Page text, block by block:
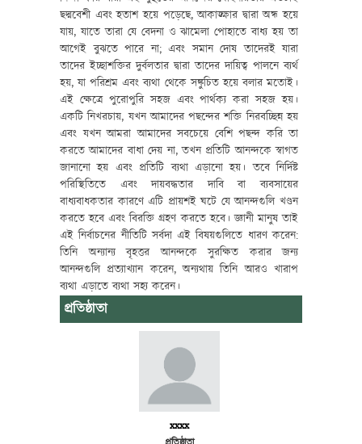
ছদ্মবেশী এবং হতাশ হয়ে পড়েছে, আকাঙ্ক্ষার দ্বারা অন্ধ হয়ে
যায়, যাতে তারা যে বেদনা ও ঝামেলা পোহাতে বাধ্য হয় তা
আগেই বুঝতে পারে না; এবং সমান দোষ তাদেরই যারা
তাদের ইচ্ছাশক্তির দুর্বলতার দ্বারা তাদের দায়িত্ব পালনে ব্যর্থ
হয়, যা পরিশ্রম এবং ব্যথা থেকে সঙ্কুচিত হয়ে বলার মতোই।
এই ক্ষেত্রে পুরোপুরি সহজ এবং পার্থক্য করা সহজ হয়।
একটি নিখরচায়, যখন আমাদের পছন্দের শক্তি নিরবচ্ছিন্ন হয়
এবং যখন আমরা আমাদের সবচেয়ে বেশি পছন্দ করি তা
করতে আমাদের বাধা দেয় না, তখন প্রতিটি আনন্দকে স্বাগত
জানানো হয় এবং প্রতিটি ব্যথা এড়ানো হয়। তবে নির্দিষ্ট
পরিস্থিতিতে এবং দায়বদ্ধতার দাবি বা ব্যবসায়ের
বাধ্যবাধকতার কারণে এটি প্রায়শই ঘটে যে আনন্দগুলি খণ্ডন
করতে হবে এবং বিরক্তি গ্রহণ করতে হবে। জ্ঞানী মানুষ তাই
এই নির্বাচনের নীতিটি সর্বদা এই বিষয়গুলিতে ধারণ করেন:
তিনি অন্যান্য বৃহত্তর আনন্দকে সুরক্ষিত করার জন্য
আনন্দগুলি প্রত্যাখ্যান করেন, অন্যথায় তিনি আরও খারাপ
ব্যথা এড়াতে ব্যথা সহ্য করেন।
প্রতিষ্ঠাতা
xxxx